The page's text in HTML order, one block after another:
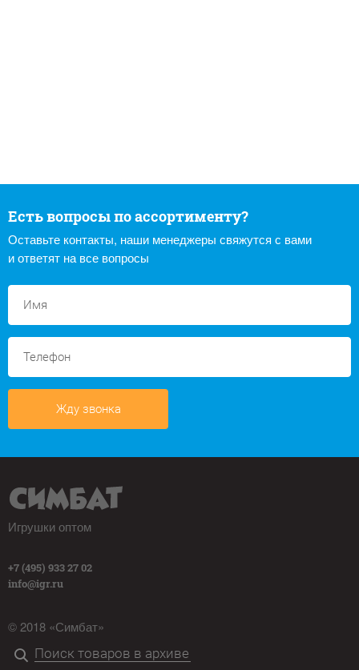
Есть вопросы по ассортименту?
Оставьте контакты, наши менеджеры свяжутся с вами
и ответят на все вопросы
Жду звонка
Игрушки оптом
+7 (495) 933 27 02
info@igr.ru
© 2018 «Симбат»